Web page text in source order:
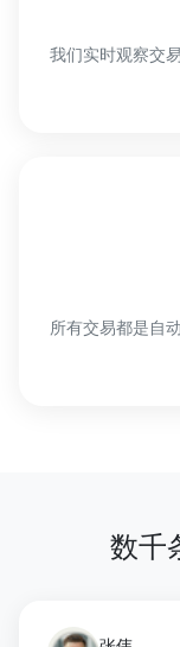
我们实时观察交
所有交易都是自
数千